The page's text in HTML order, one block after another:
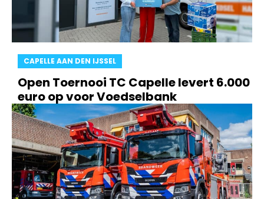
CAPELLE AAN DEN IJSSEL
Open Toernooi TC Capelle levert 6.000
euro op voor Voedselbank